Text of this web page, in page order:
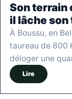
Son terrain
il lâche
À Boussu, en
taureau de 800
déloger une
Lire